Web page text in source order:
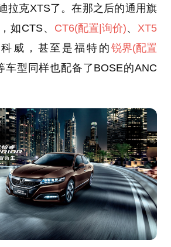
拉克XTS了。在那之后的通用旗
如CTS、 CT6(配置|询价)、 XT5
威，甚至是福特的锐界(配置
车型同样也配备了BOSE的ANC